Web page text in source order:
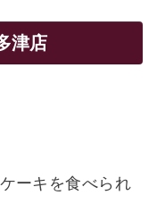
津店
ーキを食べられ